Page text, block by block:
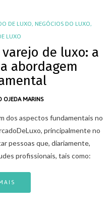
DE LUXO, NEGÓCIOS DO LUXO,
LUXO
de luxo: a
abordagem
OJEDA MARINS
dos aspectos fundamentais no
principalmente no
pessoas que, diariamente,
profissionais, tais como: